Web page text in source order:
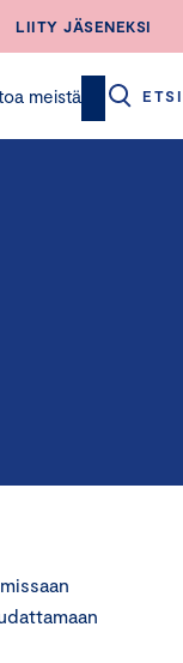
LIITY JÄSENEKSI
meistä ETSI